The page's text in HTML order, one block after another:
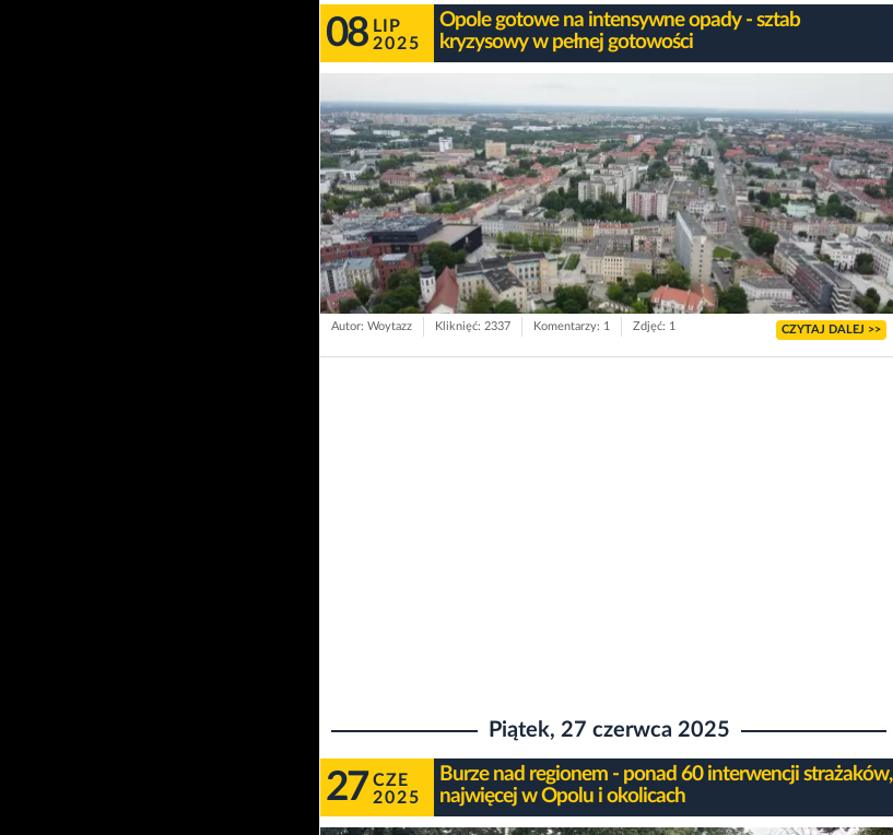
08 LIP
2025
Opole gotowe na intensywne opady - sztab
kryzysowy w pełnej gotowości
Autor: Woytazz Kliknięć: 2337 Komentarzy: 1 Zdjęć: 1 CZYTAJ DALEJ >>
Piątek, 27 czerwca 2025
27 CZE
2025
Burze nad regionem - ponad 60 interwencji strażaków,
najwięcej w Opolu i okolicach